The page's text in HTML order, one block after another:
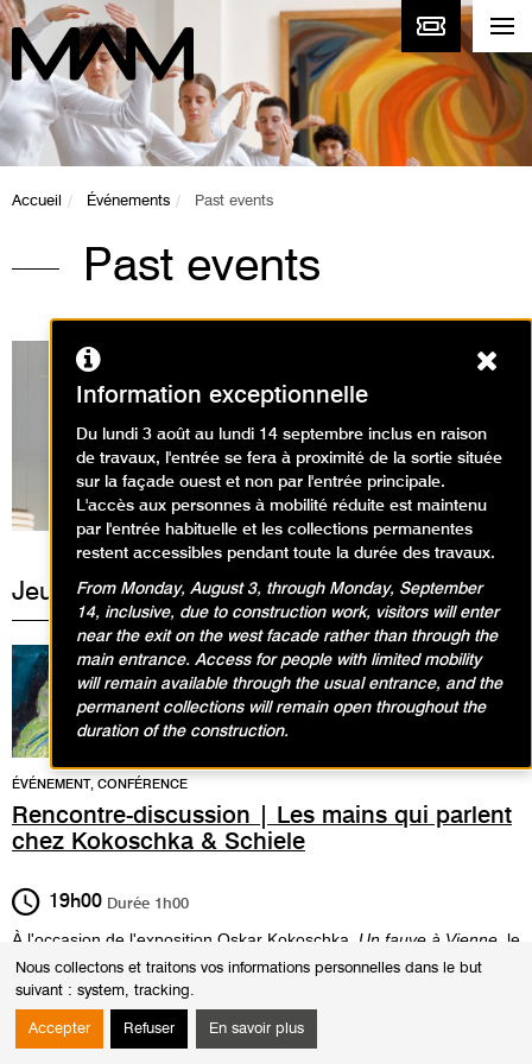
Nous collectons et traitons vos informations personnelles dans le but
suivant : system, tracking.
Accepter Refuser En savoir plus
Accueil Événements Past events
Past events
Expositions en cours
Jeudi 2 février 2023
Rencontre-discussion | Les mains qui parlent
chez Kokoschka & Schiele
ÉVÉNEMENT, CONFÉRENCE
19h00 Durée 1h00
À l'occasion de l'exposition Oskar Kokoschka, Un fauve à Vienne , le
journaliste et critique d'art Itzhak Goldberg revient sur le langage
des mains dans les oeuvres d'Oskar Kokoschka et d'Egon Schiele.
Les mains qui parlent
...
Information exceptionnelle
Du lundi 3 août au lundi 14 septembre inclus en raison
de travaux, l'entrée se fera à proximité de la sortie située
sur la façade ouest et non par l'entrée principale.
L'accès aux personnes à mobilité réduite est maintenu
par l'entrée habituelle et les collections permanentes
restent accessibles pendant toute la durée des travaux.
From Monday, August 3, through Monday, September
14, inclusive, due to construction work, visitors will enter
near the exit on the west facade rather than through the
main entrance. Access for people with limited mobility
will remain available through the usual entrance, and the
permanent collections will remain open throughout the
duration of the construction.